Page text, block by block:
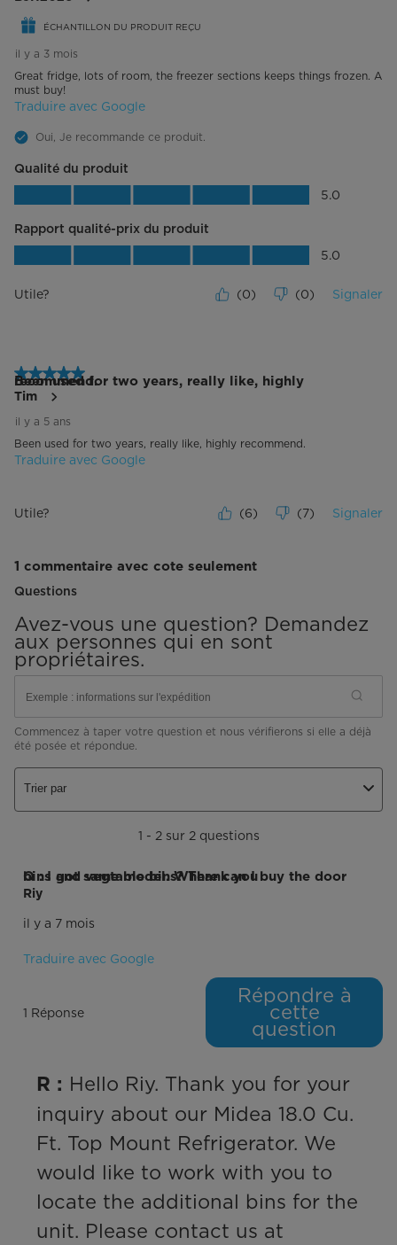
ÉCHANTILLON DU PRODUIT REÇU
il y a 3 mois
Great fridge, lots of room, the freezer sections keeps things frozen. A
must buy!
Traduire avec Google
Oui, Je recommande ce produit.
Qualité du produit
Qualité du produit, 5.0 sur 5 5.0
Rapport qualité-prix du produit
Rapport qualité-prix du produit, 5.0
5.0
Utile? (0) (0) Signaler
5 étoile(s) sur 5.
Been used for two years, really like, highly recommend.
Tim
il y a 5 ans
Been used for two years, really like, highly recommend.
Traduire avec Google
Utile? (6) (7) Signaler
1 commentaire avec cote seulement
Questions
Avez-vous une question? Demandez
aux personnes qui en sont
propriétaires.
Commencez à taper votre question et nous vérifierons si elle a déjà
été posée et répondue.
1 - 2 sur 2 questions
Trier par
Q : I got same model. Where can I buy the door bins and vegtable bins? Thank you
Riy
il y a 7 mois
Traduire avec Google
1 Réponse
Répondre à
cette
question
R : Hello Riy. Thank you for your
inquiry about our Midea 18.0 Cu.
Ft. Top Mount Refrigerator. We
would like to work with you to
locate the additional bins for the
unit. Please contact us at